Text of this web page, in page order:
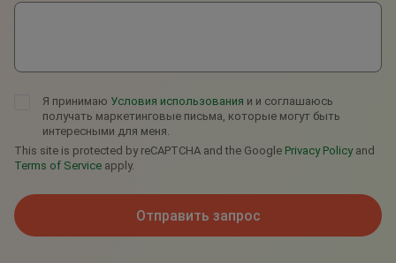
Я принимаю Условия использования и и соглашаюсь
получать маркетинговые письма, которые могут быть
интересными для меня.
This site is protected by reCAPTCHA and the Google Privacy Policyand
Terms of Service apply.
Отправить запрос